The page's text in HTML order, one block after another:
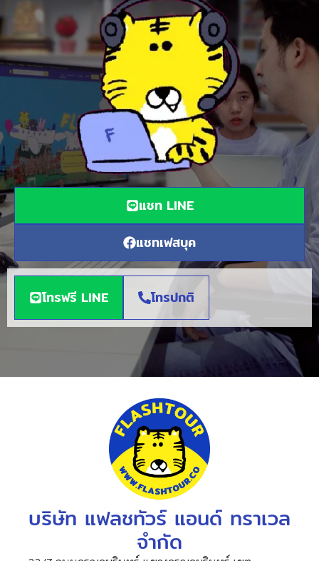
แชท LINE
แชทเฟสบุค
โทรฟรี LINE โทรปกติ
บริษัท แฟลชทัวร์ แอนด์ ทราเวล
จำกัด